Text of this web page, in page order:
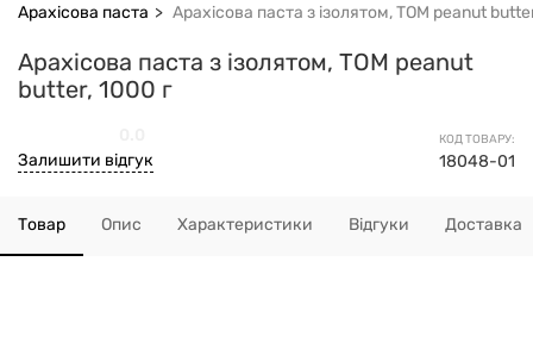
Арахісова паста
Арахісова паста з ізолятом, TOM peanut
Арахісова паста з ізолятом, TOM peanut
butter, 1000 г
КОД ТОВАРУ:
18048-01
Залишити відгук
Товар Опис Характеристики Відгуки Доставка